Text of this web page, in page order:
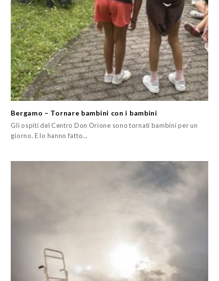
Bergamo – Tornare bambini con i bambini
Gli ospiti del Centro Don Orione sono tornati bambini per un
giorno. E lo hanno fatto…